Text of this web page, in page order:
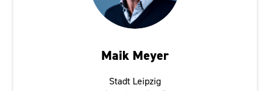
Maik Meyer
Stadt Leipzig